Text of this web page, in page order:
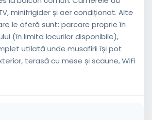
minifrigider și aer condiționat. Alte
le oferă sunt: parcare proprie în
(în limita locurilor disponibile),
utilată unde musafirii își pot
terasă cu mese și scaune, WiFi